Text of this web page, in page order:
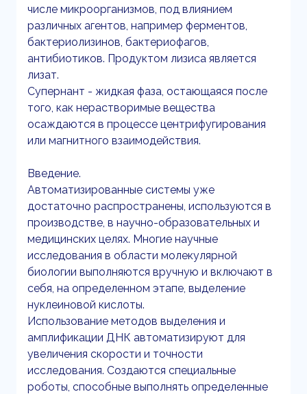
числе микроорганизмов, под влиянием
различных агентов, например ферментов,
бактериолизинов, бактериофагов,
антибиотиков. Продуктом лизиса является
лизат.
Супернант - жидкая фаза, остающаяся после
того, как нерастворимые вещества
осаждаются в процессе центрифугирования
или магнитного взаимодействия.
Введение.
Автоматизированные системы уже
достаточно распространены, используются в
производстве, в научно-образовательных и
медицинских целях. Многие научные
исследования в области молекулярной
биологии выполняются вручную и включают в
себя, на определенном этапе, выделение
нуклеиновой кислоты.
Использование методов выделения и
амплификации ДНК автоматизируют для
увеличения скорости и точности
исследования. Создаются специальные
роботы, способные выполнять определенные